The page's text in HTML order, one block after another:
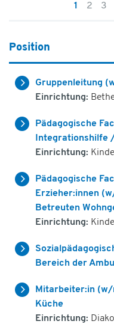
1 2 3
Position
Gruppenleitung
Einrichtung:
Pädagogische
Integrationshilfe
Einrichtung:
Pädagogische
Erzieher:innen
Betreuten
Einrichtung:
Bereich der
Mitarbeiter:in (w/
Küche
Einrichtung: